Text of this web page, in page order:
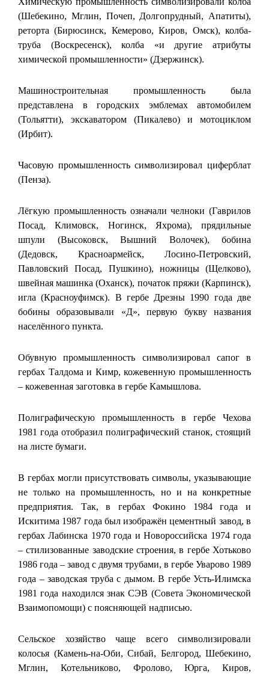
(Шебекино, Мглин, Почеп, Долгопрудный, Апатиты),
реторта (Бирюсинск, Кемерово, Киров, Омск), колба-
труба (Воскресенск), колба «и другие атрибуты
химической промышленности» (Дзержинск).
Машиностроительная промышленность была
представлена в городских эмблемах автомобилем
(Тольятти), экскаватором (Пикалево) и мотоциклом
(Ирбит).
Часовую промышленность символизировал циферблат
(Пенза).
Лёгкую промышленность означали челноки (Гаврилов
Посад, Климовск, Ногинск, Яхрома), прядильные
шпули (Высоковск, Вышний Волочек), бобина
(Дедовск, Красноармейск, Лосино-Петровский,
Павловский Посад, Пушкино), ножницы (Щелково),
швейная машинка (Оханск), початок пряжи (Карпинск),
игла (Красноуфимск). В гербе Дрезны 1990 года две
бобины образовывали «Д», первую букву названия
населённого пункта.
Обувную промышленность символизировал сапог в
гербах Талдома и Кимр, кожевенную промышленность
– кожевенная заготовка в гербе Камышлова.
Полиграфическую промышленность в гербе Чехова
1981 года отобразил полиграфический станок, стоящий
на листе бумаги.
В гербах могли присутствовать символы, указывающие
не только на промышленность, но и на конкретные
предприятия. Так, в гербах Фокино 1984 года и
Искитима 1987 года был изображён цементный завод, в
гербах Лабинска 1970 года и Новороссийска 1974 года
– стилизованные заводские строения, в гербе Хотьково
1986 года – завод с двумя трубами, в гербе Уварово 1989
года – заводская труба с дымом. В гербе Усть-Илимска
1981 года находился знак СЭВ (Совета Экономической
Взаимопомощи) с поясняющей надписью.
Сельское хозяйство чаще всего символизировали
колосья (Камень-на-Оби, Сибай, Белгород, Шебекино,
Мглин, Котельниково, Фролово, Юрга, Киров,